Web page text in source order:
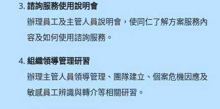
諮詢服務使用說明會
辦理員工及主管人員說明會，使同仁了解方案服務內
容及如何使用諮詢服務。
組織領導管理研習
辦理主管人員領導管理、團隊建立、個案危機因應及
敏感員工辨識與轉介等相關研習。